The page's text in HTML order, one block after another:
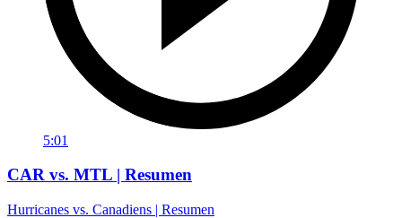
5:01
CAR vs. MTL | Resumen
Hurricanes vs. Canadiens | Resumen